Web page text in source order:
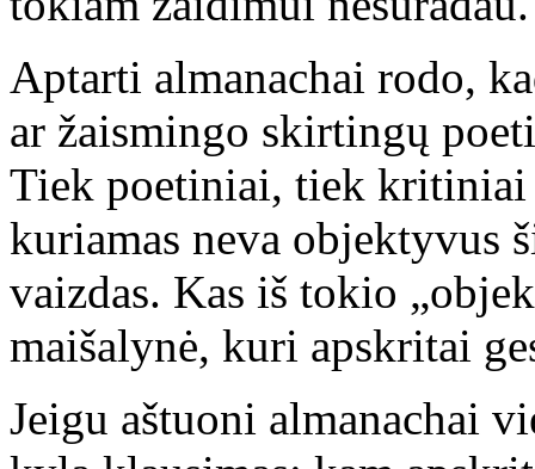
Aptarti almanachai rodo,
ar žaismingo skirtingų
Tiek poetiniai, tiek
kuriamas neva objektyvus
vaizdas. Kas iš tokio
maišalynė, kuri apskritai
Jeigu aštuoni almanachai